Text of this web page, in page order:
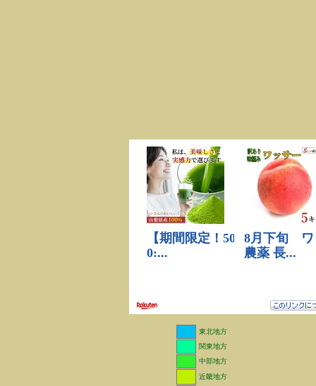
東北地方
関東地方
中部地方
近畿地方